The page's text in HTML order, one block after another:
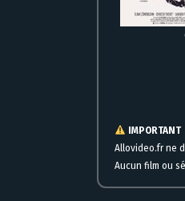
IMPORTANT
Allovideo.fr ne
Aucun film ou